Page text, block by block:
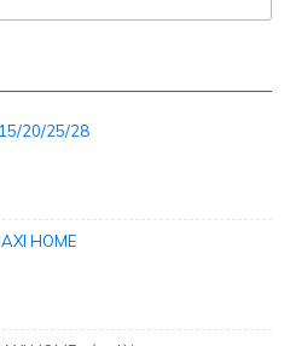
20/25/28
HOME